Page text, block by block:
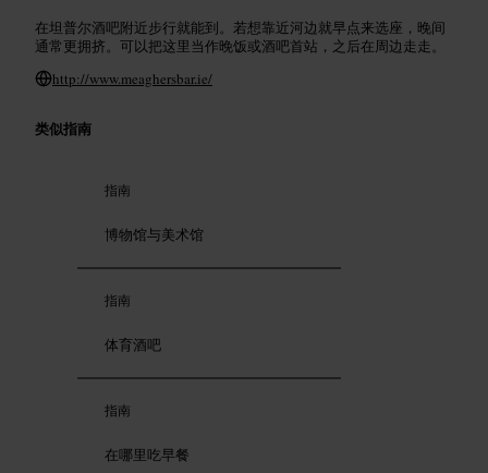
在坦普尔酒吧附近步行就能到。若想靠近河边就早点来选座，晚间
通常更拥挤。可以把这里当作晚饭或酒吧首站，之后在周边走走。
http://www.meaghersbar.ie/
类似指南
指南
博物馆与美术馆
指南
体育酒吧
指南
在哪里吃早餐